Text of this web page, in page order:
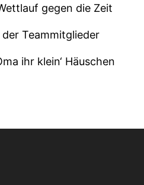
gegen die Zeit
Teammitglieder
ihr klein‘ Häuschen